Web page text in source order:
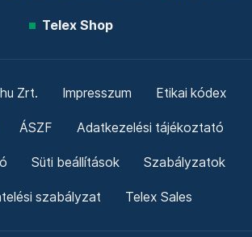
Telex Shop
Zrt. Impresszum Etikai kódex
ÁSZF Adatkezelési tájékoztató
Süti beállítások Szabályzatok
szabályzat Telex Sales